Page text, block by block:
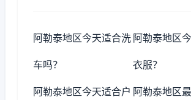
阿勒泰地区今天适合洗
车吗？
阿勒泰地区
衣服？
阿勒泰地区今天适合户 阿勒泰地区